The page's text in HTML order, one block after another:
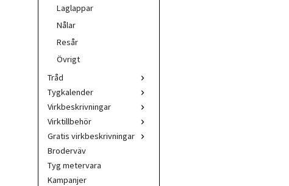
Laglappar
Nålar
Resår
Övrigt
Tråd
Tygkalender
Virkbeskrivningar
Virktillbehör
Gratis virkbeskrivningar
Broderväv
Tyg metervara
Kampanjer